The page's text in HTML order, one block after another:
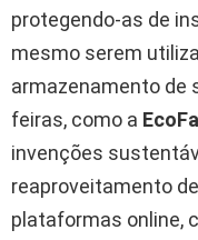
protegendo-as de
mesmo serem
armazenamento de
feiras, como a
invenções
reaproveitamento
plataformas online,